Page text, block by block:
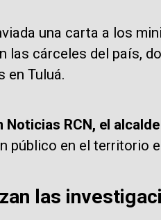
una carta a los
las cárceles del país,
en Tuluá.
RCN, el
público en el territorio
las